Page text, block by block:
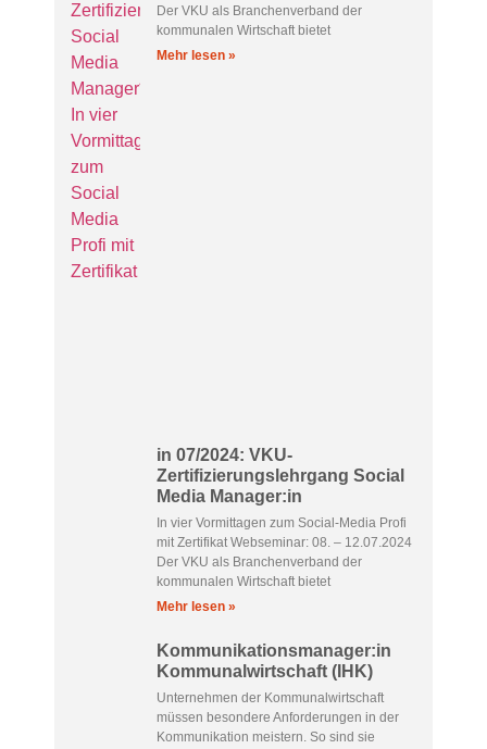
Der VKU als Branchenverband der
kommunalen Wirtschaft bietet
Mehr lesen »
in 07/2024: VKU-
Zertifizierungslehrgang Social
Media Manager:in
In vier Vormittagen zum Social-Media Profi
mit Zertifikat Webseminar: 08. – 12.07.2024
Der VKU als Branchenverband der
kommunalen Wirtschaft bietet
Mehr lesen »
Kommunikationsmanager:in
Kommunalwirtschaft (IHK)
Unternehmen der Kommunalwirtschaft
müssen besondere Anforderungen in der
Kommunikation meistern. So sind sie